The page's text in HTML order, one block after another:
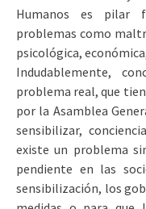
Humanos es pilar
problemas como
psicológica,
Indudablemente,
problema real, que
por la Asamblea
sensibilizar,
existe un problema
pendiente en las
sensibilización, los